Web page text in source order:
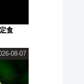
食
08-07